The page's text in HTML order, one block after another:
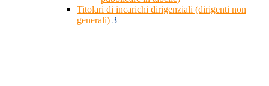
Titolari di incarichi dirigenziali (dirigenti non
generali) 3